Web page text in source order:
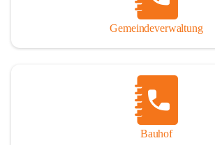
Gemeindeverwaltung
Bauhof